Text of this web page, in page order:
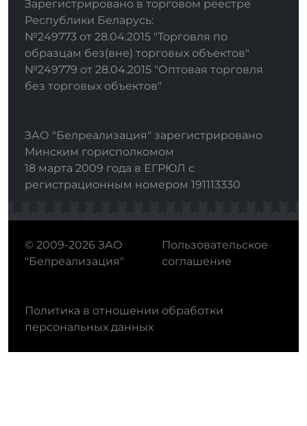
Зарегистрировано в торговом реестре
Республики Беларусь:
№249773 от 28.04.2015 "Торговля по
образцам без(вне) торговых объектов"
№249779 от 28.04.2015 "Оптовая торговля
без торговых объектов"
ЗАО "Белреализация" зарегистрировано
Минским горисполкомом
18 марта 2009 года в ЕГРЮЛ с
регистрационным номером 191113330
© 2009-2026 ЗАО
"Белреализация"
Пользовательское
соглашение
Политика в отношении обработки
персональных данных